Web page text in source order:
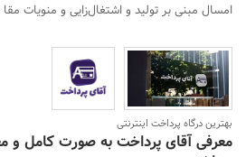
امسال مبنی بر تولید و اشتغال‌زایی و منویات
بهترین درگاه پرداخت اینترنتی
معرفی آقای پرداخت به صورت کامل و